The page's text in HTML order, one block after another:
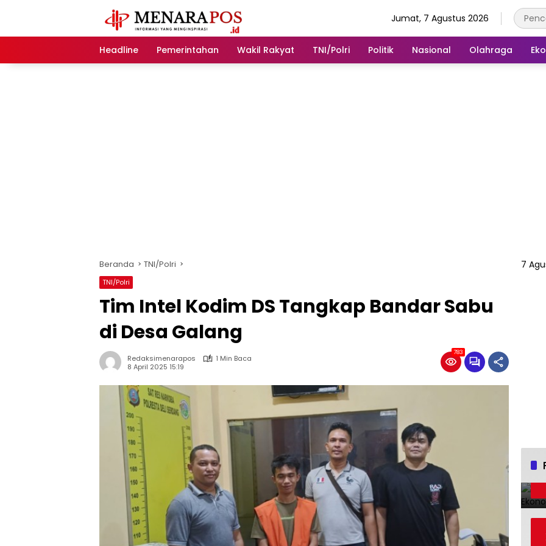
Jumat, 7 Agustus 2026
Headline Pemerintahan Wakil Rakyat TNI/Polri Politik Nasional Olahraga
Beranda TNI/Polri
TNI/Polri
Tim Intel Kodim DS Tangkap Bandar Sabu
di Desa Galang
Redaksimenarapos
1 Min Baca
8 April 2025 15:19
783
7